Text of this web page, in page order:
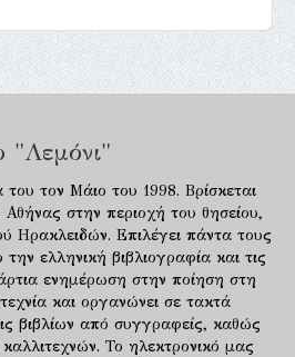
"Λεμόνι"
του τον Μάιο του 1998. Βρίσκεται
Αθήνας στην περιοχή του θησείου,
Ηρακλειδών. Επιλέγει πάντα τους
ελληνική βιβλιογραφία και τις
άρτια ενημέρωση στην ποίηση στη
και οργανώνει σε τακτά
βιβλίων από συγγραφείς, καθώς
καλλιτεχνών. Το ηλεκτρονικό μας